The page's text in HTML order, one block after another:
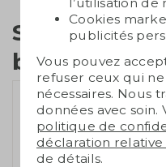
Sac de
bouteille
Cookies
publicités
Vous pouvez
refuser ceux qui
nécessaires. Nous
données avec
politique de
déclaration relative
de détails.